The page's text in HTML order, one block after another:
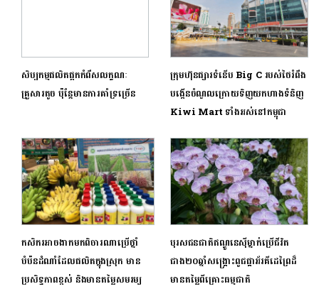
សិប្បកម្មផលិតផ្អកកំពឹសលក្ខណៈ
គ្រួសារតូច ប៉ុន្តែមានការគាំទ្រច្រើន​
ក្រុមហ៊ុនផ្សារទំនើប Big C របស់ថៃរំពឹង
បង្កើនចំណូលក្រោយទិញយកហាងទំនិញ
Kiwi Mart ទាំងអស់នៅកម្ពុជា
កសិករអាចងាកមកពិចារណាប្រើថ្នាំ
បំប៉នដំណាំដែលផលិតក្នុងស្រុក មាន
ប្រសិទ្ធភាពខ្ពស់ និងមានតម្លៃសមរម្យ
បុរសជនជាតិឥណ្ឌូនេស៊ីម្នាក់ប្រើជីវិត
ជាង២០ឆ្នាំសង្គ្រោះពូជផ្គាអ័រគីដេព្រៃដ៏
មានតម្លៃពីគ្រោះធម្មជាតិ